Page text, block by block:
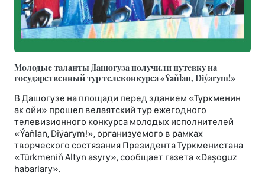
Молодые таланты Дашогуза получили путевку на
государственный тур телеконкурса «Ýaňlan, Diýarym!»
В Дашогузе на площади перед зданием «Туркменин
ак ойи» прошел велаятский тур ежегодного
телевизионного конкурса молодых исполнителей
«Ýaňlan, Diýarym!», организуемого в рамках
творческого состязания Президента Туркменистана
«Türkmeniň Altyn asyry», сообщает газета «Daşoguz
habarlary».